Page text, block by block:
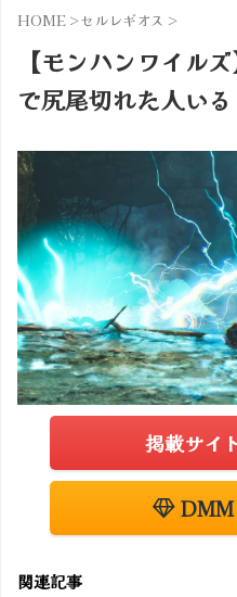
HOME >セルレギオス >
【モンハンワイル
で尻尾切れた人いる
掲載サイ
DMM
関連記事